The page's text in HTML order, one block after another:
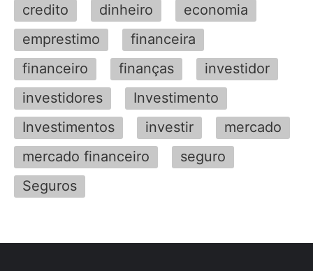
credito
dinheiro
economia
emprestimo
financeira
financeiro
finanças
investidor
investidores
Investimento
Investimentos
investir
mercado
mercado financeiro
seguro
Seguros